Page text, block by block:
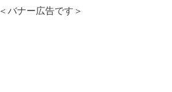
＜バナー広告です＞